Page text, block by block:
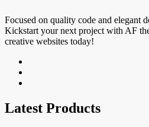
Focused on quality code and elegant
Kickstart your next project with AF
creative websites today!
Latest Products